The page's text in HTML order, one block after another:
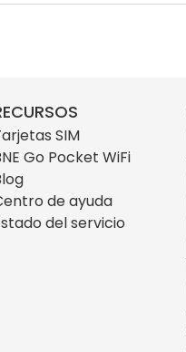
SIM
Go Pocket WiFi
de ayuda
del servicio